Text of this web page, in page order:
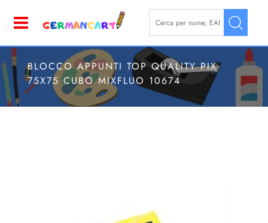
La modifica di un filtro
BLOCCO APPUNTI TOP QUALITY PIX
75X75 CUBO MIXFLUO 10674